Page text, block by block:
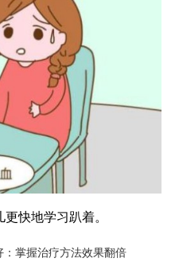
快地学习趴着。
掌握治疗方法效果翻倍